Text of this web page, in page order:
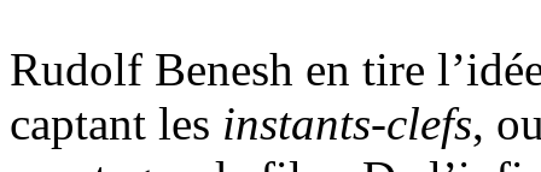
Rudolf Benesh en tire
captant les instants-clefs,